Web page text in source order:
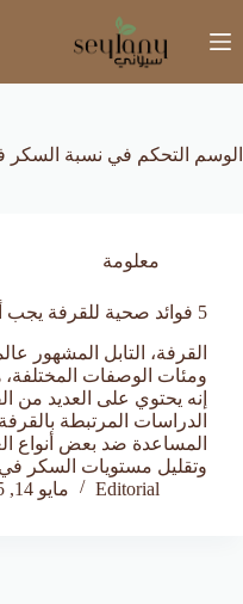
إلى
المحتوى
الوسم التحكم في نسبة السكر
معلومة
5 فوائد صحية للقرفة يجب أن تعرفها
القرفة، التابل المشهور
ومئات الوصفات
إنه يحتوي على العديد من
الدراسات المرتبطة
المساعدة ضد بعض أنواع
وتقليل مستويات السكر
Editorial
مايو 14, 2025